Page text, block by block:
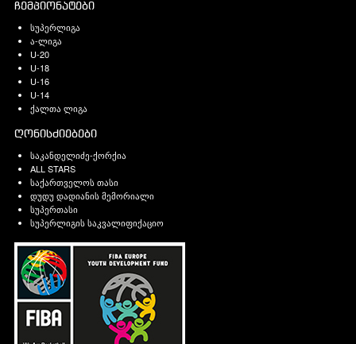
ჩემპიონატები
სუპერლიგა
ა-ლიგა
U-20
U-18
U-16
U-14
ქალთა ლიგა
ღონისძიებები
საკანდელიძე-ქორქია
ALL STARS
საქართველოს თასი
დუდუ დადიანის მემორიალი
სუპერთასი
სუპერლიგის საკვალიფიქაციო